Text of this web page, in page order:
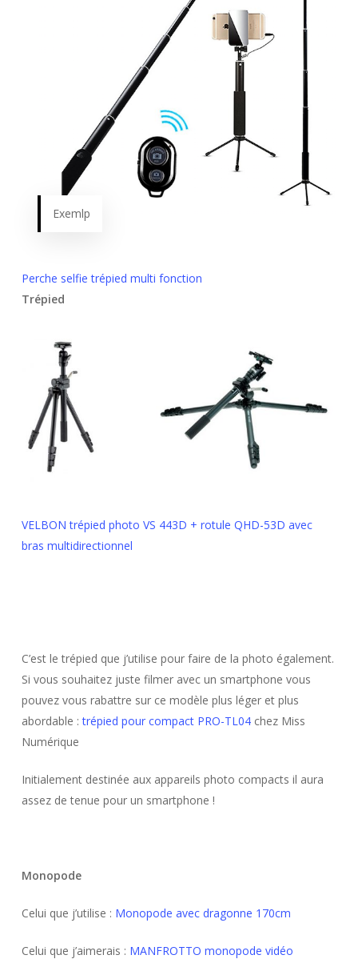
Exemlp
Perche selfie trépied multi fonction
Trépied
VELBON trépied photo VS 443D + rotule QHD-53D avec
bras multidirectionnel
C’est le trépied que j’utilise pour faire de la photo également.
Si vous souhaitez juste filmer avec un smartphone vous
pouvez vous rabattre sur ce modèle plus léger et plus
abordable :trépied pour compact PRO-TL04chez Miss
Numérique
Initialement destinée aux appareils photo compacts il aura
assez de tenue pour un smartphone !
Monopode
Celui que j’utilise : Monopode avec dragonne 170cm
Celui que j’aimerais : MANFROTTO monopode vidéo